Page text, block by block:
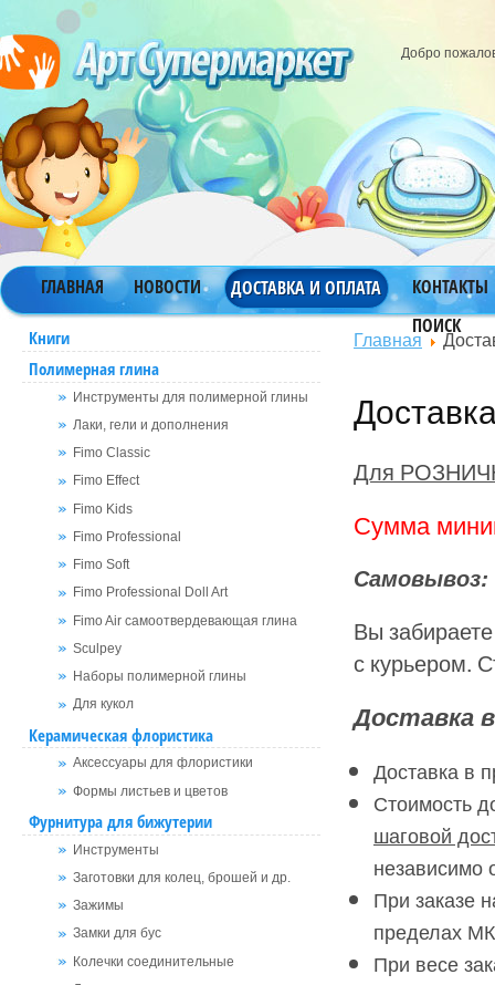
Добро
ГЛАВНАЯ НОВОСТИ ДОСТАВКА И ОПЛАТА
КОНТАКТЫ
ПОИСК
Книги
Полимерная глина
Инструменты для полимерной глины
Лаки, гели и дополнения
Fimo Classic
Fimo Effect
Fimo Kids
Fimo Professional
Fimo Soft
Fimo Professional Doll Art
Fimo Air самоотвердевающая глина
Sculpey
Наборы полимерной глины
Для кукол
Керамическая флористика
Аксессуары для флористики
Формы листьев и цветов
Фурнитура для бижутерии
Инструменты
Заготовки для колец, брошей и др.
Зажимы
Замки для бус
Колечки соединительные
Главная
Для
Сумма
Самовывоз:
Вы
с курьером.
Доставка
Доставка в
Стоимость
шаговой
независимо
При заказе
пределах
При весе